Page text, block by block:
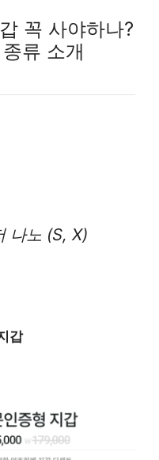
꼭 사야하나?
류 소개
나노 (S, X)
갑